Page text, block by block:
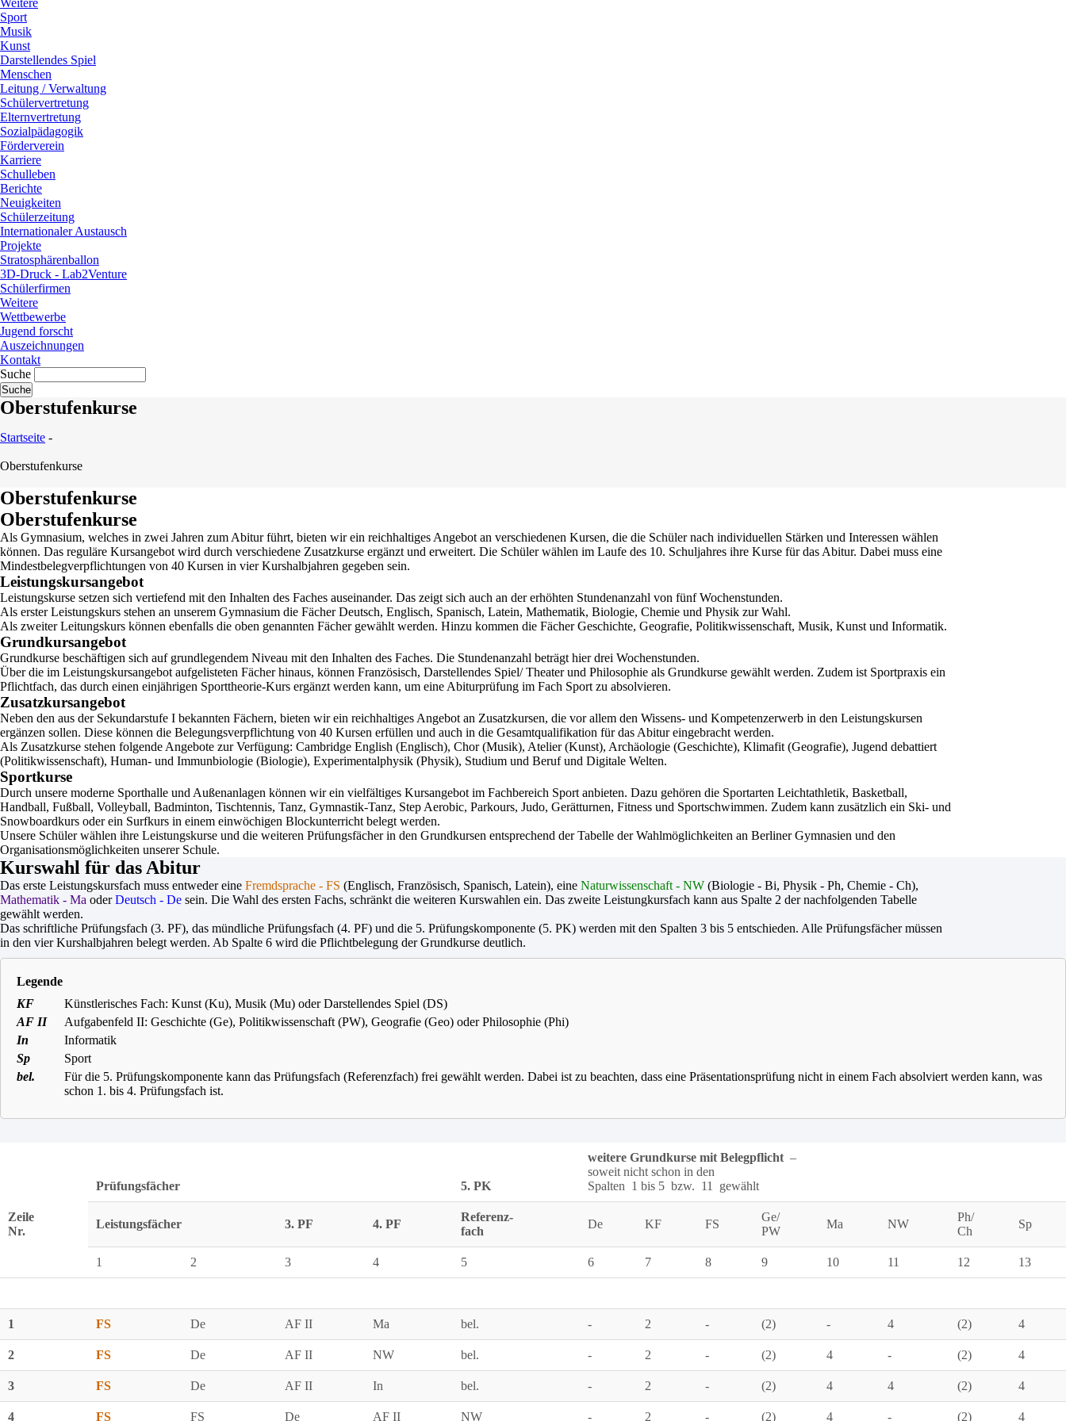
Weitere
Sport
Musik
Kunst
Darstellendes Spiel
Menschen
Leitung / Verwaltung
Schülervertretung
Elternvertretung
Sozialpädagogik
Förderverein
Karriere
Schulleben
Berichte
Neuigkeiten
Schülerzeitung
Internationaler Austausch
Projekte
Stratosphärenballon
3D-Druck - Lab2Venture
Schülerfirmen
Weitere
Wettbewerbe
Jugend forscht
Auszeichnungen
Kontakt
Suche
Oberstufenkurse
Startseite -
Oberstufenkurse
Oberstufenkurse
Oberstufenkurse
Als Gymnasium, welches in zwei Jahren zum Abitur führt, bieten wir ein reichhaltiges Angebot an verschiedenen Kursen, die die Schüler nach individuellen Stärken und Interessen wählen
können. Das reguläre Kursangebot wird durch verschiedene Zusatzkurse ergänzt und erweitert. Die Schüler wählen im Laufe des 10. Schuljahres ihre Kurse für das Abitur. Dabei muss eine
Mindestbelegverpflichtungen von 40 Kursen in vier Kurshalbjahren gegeben sein.
Leistungskursangebot
Leistungskurse setzen sich vertiefend mit den Inhalten des Faches auseinander. Das zeigt sich auch an der erhöhten Stundenanzahl von fünf Wochenstunden.
Als erster Leistungskurs stehen an unserem Gymnasium die Fächer Deutsch, Englisch, Spanisch, Latein, Mathematik, Biologie, Chemie und Physik zur Wahl.
Als zweiter Leitungskurs können ebenfalls die oben genannten Fächer gewählt werden. Hinzu kommen die Fächer Geschichte, Geografie, Politikwissenschaft, Musik, Kunst und Informatik.
Grundkursangebot
Grundkurse beschäftigen sich auf grundlegendem Niveau mit den Inhalten des Faches. Die Stundenanzahl beträgt hier drei Wochenstunden.
Über die im Leistungskursangebot aufgelisteten Fächer hinaus, können Französisch, Darstellendes Spiel/ Theater und Philosophie als Grundkurse gewählt werden. Zudem ist Sportpraxis ein
Pflichtfach, das durch einen einjährigen Sporttheorie-Kurs ergänzt werden kann, um eine Abiturprüfung im Fach Sport zu absolvieren.
Zusatzkursangebot
Neben den aus der Sekundarstufe I bekannten Fächern, bieten wir ein reichhaltiges Angebot an Zusatzkursen, die vor allem den Wissens- und Kompetenzerwerb in den Leistungskursen
ergänzen sollen. Diese können die Belegungsverpflichtung von 40 Kursen erfüllen und auch in die Gesamtqualifikation für das Abitur eingebracht werden.
Als Zusatzkurse stehen folgende Angebote zur Verfügung: Cambridge English (Englisch), Chor (Musik), Atelier (Kunst), Archäologie (Geschichte), Klimafit (Geografie), Jugend debattiert
(Politikwissenschaft), Human- und Immunbiologie (Biologie), Experimentalphysik (Physik), Studium und Beruf und Digitale Welten.
Sportkurse
Durch unsere moderne Sporthalle und Außenanlagen können wir ein vielfältiges Kursangebot im Fachbereich Sport anbieten. Dazu gehören die Sportarten Leichtathletik, Basketball,
Handball, Fußball, Volleyball, Badminton, Tischtennis, Tanz, Gymnastik-Tanz, Step Aerobic, Parkours, Judo, Gerätturnen, Fitness und Sportschwimmen. Zudem kann zusätzlich ein Ski- und
Snowboardkurs oder ein Surfkurs in einem einwöchigen Blockunterricht belegt werden.
Unsere Schüler wählen ihre Leistungskurse und die weiteren Prüfungsfächer in den Grundkursen entsprechend der Tabelle der Wahlmöglichkeiten an Berliner Gymnasien und den
Organisationsmöglichkeiten unserer Schule.
Kurswahl für das Abitur
Das erste Leistungskursfach muss entweder eine Fremdsprache - FS (Englisch, Französisch, Spanisch, Latein), eine Naturwissenschaft - NW (Biologie - Bi, Physik - Ph, Chemie - Ch),
Mathematik - Ma oderDeutsch - De sein. Die Wahl des ersten Fachs, schränkt die weiteren Kurswahlen ein. Das zweite Leistungkursfach kann aus Spalte 2 der nachfolgenden Tabelle
gewählt werden.
Das schriftliche Prüfungsfach (3. PF), das mündliche Prüfungsfach (4. PF) und die 5. Prüfungskomponente (5. PK) werden mit den Spalten 3 bis 5 entschieden. Alle Prüfungsfächer müssen
in den vier Kurshalbjahren belegt werden. Ab Spalte 6 wird die Pflichtbelegung der Grundkurse deutlich.
Legende
KF
Künstlerisches Fach: Kunst (Ku), Musik (Mu) oder Darstellendes Spiel (DS)
AF II
Aufgabenfeld II: Geschichte (Ge), Politikwissenschaft (PW), Geografie (Geo) oder Philosophie (Phi)
In
Informatik
Sp
Sport
bel.
Für die 5. Prüfungskomponente kann das Prüfungsfach (Referenzfach) frei gewählt werden. Dabei ist zu beachten, dass eine Präsentationsprüfung nicht in einem Fach absolviert werden kann, was
schon 1. bis 4. Prüfungsfach ist.
Zeile
Nr.
Prüfungsfächer 5. PK
weitere Grundkurse mit Belegpflicht –
soweit nicht schon in den
Spalten 1 bis 5 bzw. 11 gewählt
Leistungsfächer 3. PF 4. PF
Referenz-
fach
De KF FS
Ge/
PW
Ma NW
Ph/
Ch
Sp
1 2 3 4 5 6 7 8 9 10 11 12 13
1 FS De AF II Ma bel. - 2 - (2) - 4 (2) 4
2 FS De AF II NW bel. - 2 - (2) 4 - (2) 4
3 FS De AF II In bel. - 2 - (2) 4 4 (2) 4
4 FS FS De AF II NW - 2 - (2) 4 - (2) 4